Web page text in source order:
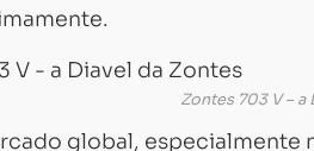
Zontes 703 V –
global, especialmente